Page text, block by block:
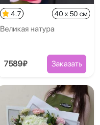
4.7 40 x 50 см
Великая натура
7589₽ Заказать